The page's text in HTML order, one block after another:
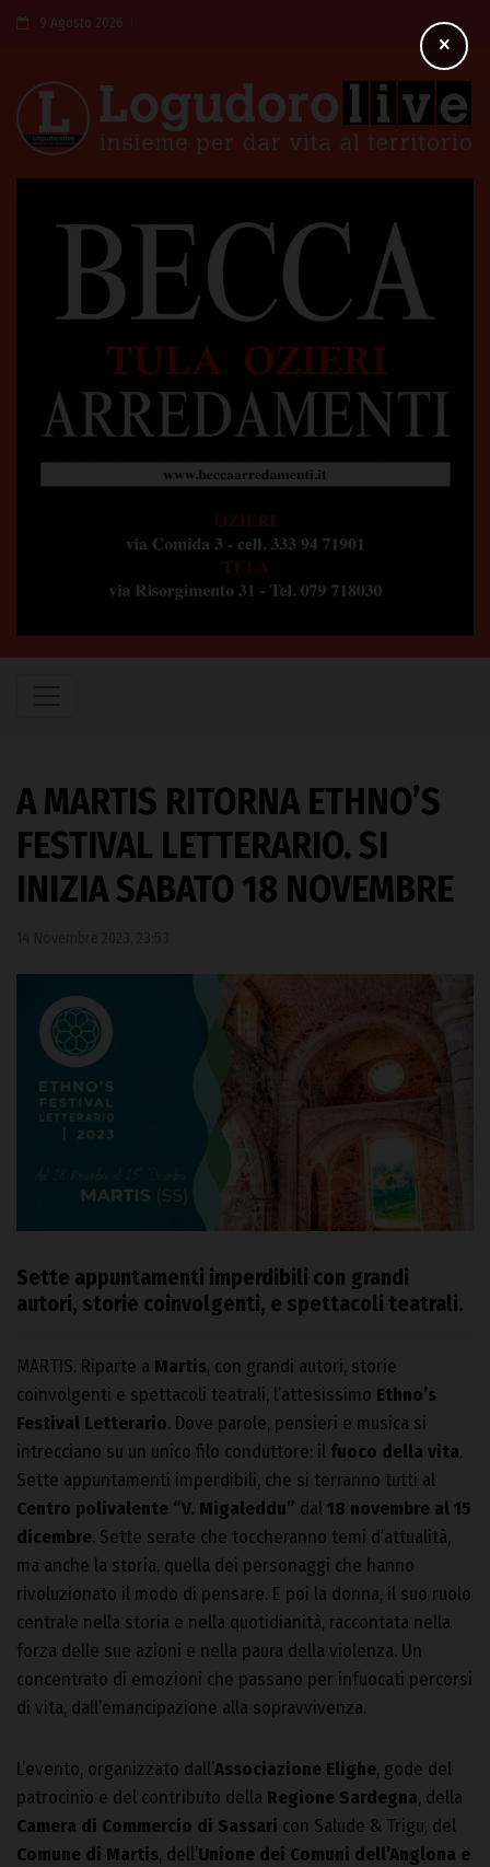
9 Agosto 2026
A MARTIS RITORNA ETHNO’S
FESTIVAL LETTERARIO. SI
INIZIA SABATO 18 NOVEMBRE
Sette appuntamenti imperdibili con grandi
autori, storie coinvolgenti, e spettacoli teatrali.
MARTIS. Riparte a Martis, con grandi autori, storie
coinvolgenti e spettacoli teatrali, l’attesissimo Ethno’s
Festival Letterario. Dove parole, pensieri e musica si
intrecciano su un unico filo conduttore: il fuoco della vita.
Sette appuntamenti imperdibili, che si terranno tutti al
Centro polivalente “V. Migaleddu” dal18 novembre al 15
dicembre. Sette serate che toccheranno temi d’attualità,
ma anche la storia, quella dei personaggi che hanno
rivoluzionato il modo di pensare. E poi la donna, il suo ruolo
centrale nella storia e nella quotidianità, raccontata nella
forza delle sue azioni e nella paura della violenza. Un
concentrato di emozioni che passano per infuocati percorsi
di vita, dall’emancipazione alla sopravvivenza.
L’evento, organizzato dall’Associazione Elighe, gode del
patrocinio e del contributo della Regione Sardegna, della
Camera di Commercio di Sassari con Salude & Trigu, del
Comune di Martis, dell’Unione dei Comuni dell’Anglona e
×